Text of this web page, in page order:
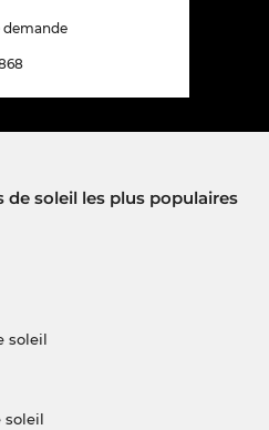
demande
soleil les plus populaires
soleil
soleil